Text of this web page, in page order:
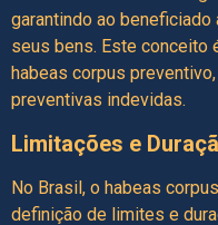
garantindo ao
seus bens. Este conceito
habeas corpus
preventivas indevidas.
Limitações e
No Brasil, o habeas
definição de limites e